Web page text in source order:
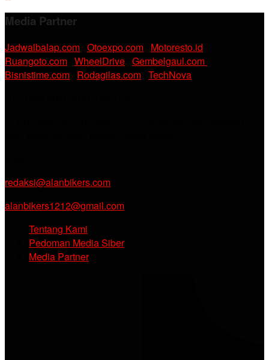
Media Partner
Jadwalbalap.com Otoexpo.com Motoresto.id
Ruangoto.com WheelDrive Gembelgaul.com
Bisnistime.com Rodagilas.com TechNova
redaksi@alanbikers.com
alanbikers1212@gmail.com
Tentang Kami
Pedoman Media Siber
Media Partner